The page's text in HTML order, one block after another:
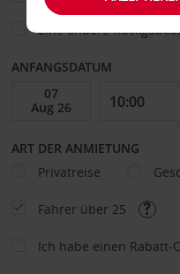
Eine andere
ANFANGSDATUM
ART DER ANMIETUNG
Privatreise
Fahrer über 25
Ich habe einen Rabatt-